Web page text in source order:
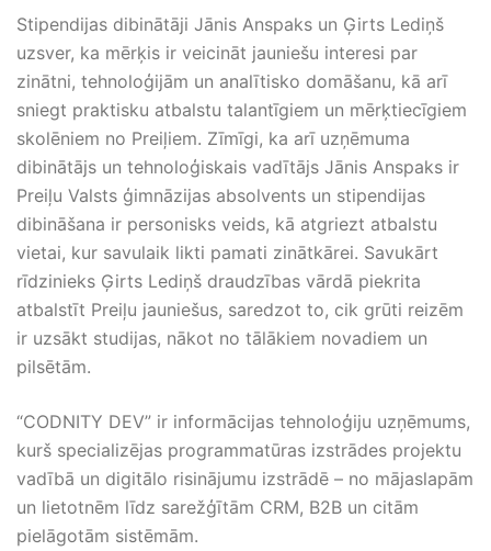
Stipendijas dibinātāji Jānis Anspaks un Ģirts Lediņš
uzsver, ka mērķis ir veicināt jauniešu interesi par
zinātni, tehnoloģijām un analītisko domāšanu, kā arī
sniegt praktisku atbalstu talantīgiem un mērķtiecīgiem
skolēniem no Preiļiem. Zīmīgi, ka arī uzņēmuma
dibinātājs un tehnoloģiskais vadītājs Jānis Anspaks ir
Preiļu Valsts ģimnāzijas absolvents un stipendijas
dibināšana ir personisks veids, kā atgriezt atbalstu
vietai, kur savulaik likti pamati zinātkārei. Savukārt
rīdzinieks Ģirts Lediņš draudzības vārdā piekrita
atbalstīt Preiļu jauniešus, saredzot to, cik grūti reizēm
ir uzsākt studijas, nākot no tālākiem novadiem un
pilsētām.
“CODNITY DEV” ir informācijas tehnoloģiju uzņēmums,
kurš specializējas programmatūras izstrādes projektu
vadībā un digitālo risinājumu izstrādē – no mājaslapām
un lietotnēm līdz sarežģītām CRM, B2B un citām
pielāgotām sistēmām.